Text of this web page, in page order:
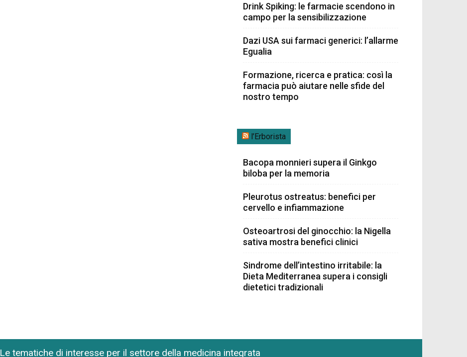
Drink Spiking: le farmacie scendono in
campo per la sensibilizzazione
Dazi USA sui farmaci generici: l’allarme
Egualia
Formazione, ricerca e pratica: così la
farmacia può aiutare nelle sfide del
nostro tempo
l’Erborista
Bacopa monnieri supera il Ginkgo
biloba per la memoria
Pleurotus ostreatus: benefici per
cervello e infiammazione
Osteoartrosi del ginocchio: la Nigella
sativa mostra benefici clinici
Sindrome dell’intestino irritabile: la
Dieta Mediterranea supera i consigli
dietetici tradizionali
Le tematiche di interesse per il settore della medicina integrata